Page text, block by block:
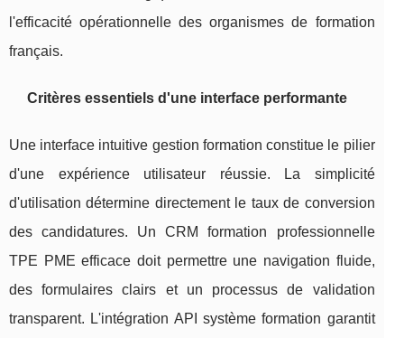
l'efficacité opérationnelle des organismes de formation
français.
Critères essentiels d'une interface performante
Une interface intuitive gestion formation constitue le pilier
d'une expérience utilisateur réussie. La simplicité
d'utilisation détermine directement le taux de conversion
des candidatures. Un CRM formation professionnelle
TPE PME efficace doit permettre une navigation fluide,
des formulaires clairs et un processus de validation
transparent. L'intégration API système formation garantit